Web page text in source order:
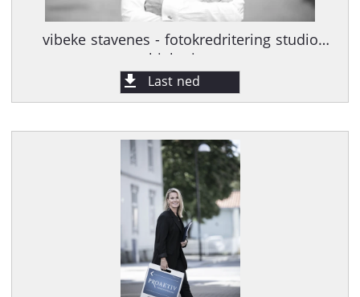
vibeke stavenes - fotokredritering studio
hjelm.jpg
Last ned